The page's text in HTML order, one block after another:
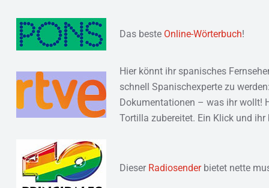
Das beste Online-Wörterbuch!
Hier könnt ihr spanisches
schnell Spanischexperte zu
Dokumentationen – was ihr wollt!
Tortilla zubereitet. Ein Klick und
Dieser Radiosenderbietet nette